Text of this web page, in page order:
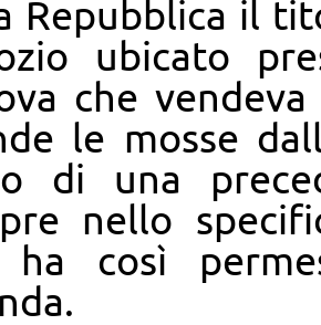
Repubblica il
ubicato
che vendeva
le mosse
di una
nello
ha così